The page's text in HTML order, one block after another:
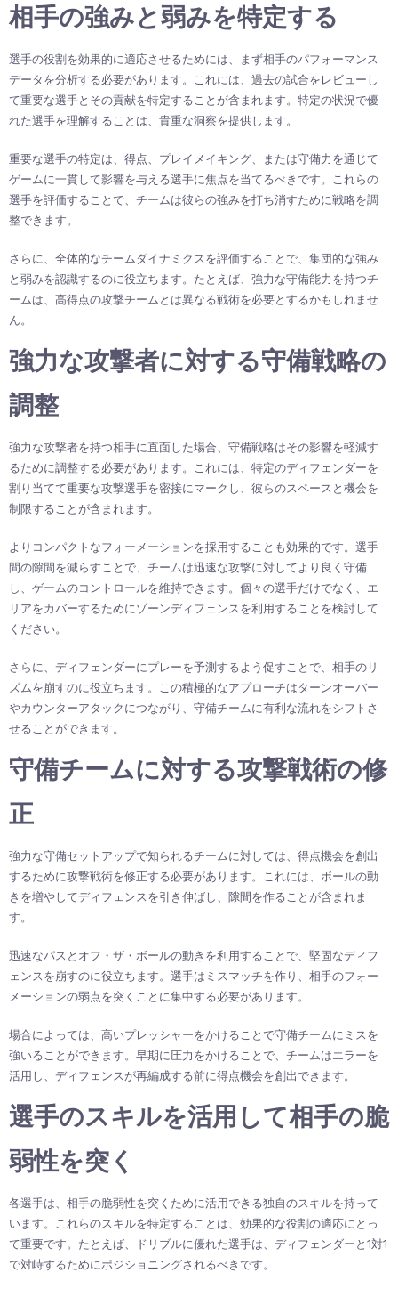
相手の強みと弱みを特定する
選手の役割を効果的に適応させるためには、まず相手のパフォーマンス
データを分析する必要があります。これには、過去の試合をレビューし
て重要な選手とその貢献を特定することが含まれます。特定の状況で優
れた選手を理解することは、貴重な洞察を提供します。
重要な選手の特定は、得点、プレイメイキング、または守備力を通じて
ゲームに一貫して影響を与える選手に焦点を当てるべきです。これらの
選手を評価することで、チームは彼らの強みを打ち消すために戦略を調
整できます。
さらに、全体的なチームダイナミクスを評価することで、集団的な強み
と弱みを認識するのに役立ちます。たとえば、強力な守備能力を持つチ
ームは、高得点の攻撃チームとは異なる戦術を必要とするかもしれませ
ん。
強力な攻撃者に対する守備戦略の
調整
強力な攻撃者を持つ相手に直面した場合、守備戦略はその影響を軽減す
るために調整する必要があります。これには、特定のディフェンダーを
割り当てて重要な攻撃選手を密接にマークし、彼らのスペースと機会を
制限することが含まれます。
よりコンパクトなフォーメーションを採用することも効果的です。選手
間の隙間を減らすことで、チームは迅速な攻撃に対してより良く守備
し、ゲームのコントロールを維持できます。個々の選手だけでなく、エ
リアをカバーするためにゾーンディフェンスを利用することを検討して
ください。
さらに、ディフェンダーにプレーを予測するよう促すことで、相手のリ
ズムを崩すのに役立ちます。この積極的なアプローチはターンオーバー
やカウンターアタックにつながり、守備チームに有利な流れをシフトさ
せることができます。
守備チームに対する攻撃戦術の修
正
強力な守備セットアップで知られるチームに対しては、得点機会を創出
するために攻撃戦術を修正する必要があります。これには、ボールの動
きを増やしてディフェンスを引き伸ばし、隙間を作ることが含まれま
す。
迅速なパスとオフ・ザ・ボールの動きを利用することで、堅固なディフ
ェンスを崩すのに役立ちます。選手はミスマッチを作り、相手のフォー
メーションの弱点を突くことに集中する必要があります。
場合によっては、高いプレッシャーをかけることで守備チームにミスを
強いることができます。早期に圧力をかけることで、チームはエラーを
活用し、ディフェンスが再編成する前に得点機会を創出できます。
選手のスキルを活用して相手の脆
弱性を突く
各選手は、相手の脆弱性を突くために活用できる独自のスキルを持って
います。これらのスキルを特定することは、効果的な役割の適応にとっ
て重要です。たとえば、ドリブルに優れた選手は、ディフェンダーと1対1
で対峙するためにポジショニングされるべきです。